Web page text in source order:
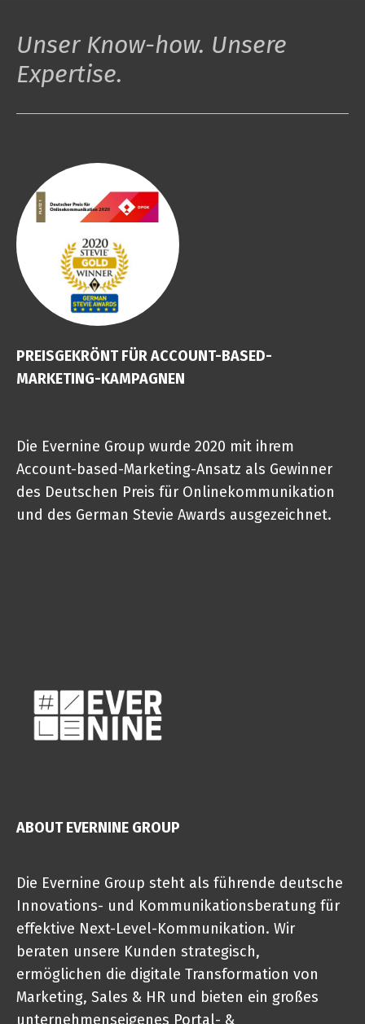
Unser Know-how. Unsere
Expertise.
PREISGEKRÖNT FÜR ACCOUNT-BASED-
MARKETING-KAMPAGNEN
Die Evernine Group wurde 2020 mit ihrem
Account-based-Marketing-Ansatz als Gewinner
des Deutschen Preis für Onlinekommunikation
und des German Stevie Awards ausgezeichnet.
ABOUT EVERNINE GROUP
Die Evernine Group steht als führende deutsche
Innovations- und Kommunikationsberatung für
effektive Next-Level-Kommunikation. Wir
beraten unsere Kunden strategisch,
ermöglichen die digitale Transformation von
Marketing, Sales & HR und bieten ein großes
unternehmenseigenes Portal- &